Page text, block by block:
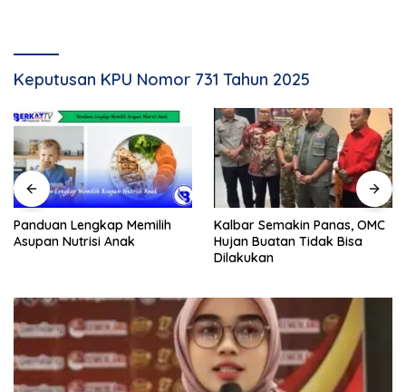
Keputusan KPU Nomor 731 Tahun 2025
Panduan Lengkap Memilih
Asupan Nutrisi Anak
Kalbar Semakin Panas, OMC
Hujan Buatan Tidak Bisa
Dilakukan